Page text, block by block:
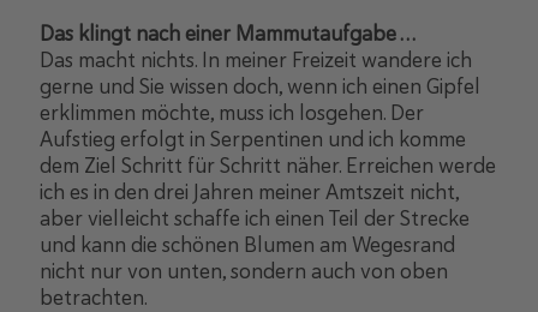
Das klingt nach einer Mammutaufgabe …
Das macht nichts. In meiner Freizeit wandere ich
gerne und Sie wissen doch, wenn ich einen Gipfel
erklimmen möchte, muss ich losgehen. Der
Aufstieg erfolgt in Serpentinen und ich komme
dem Ziel Schritt für Schritt näher. Erreichen werde
ich es in den drei Jahren meiner Amtszeit nicht,
aber vielleicht schaffe ich einen Teil der Strecke
und kann die schönen Blumen am Wegesrand
nicht nur von unten, sondern auch von oben
betrachten.